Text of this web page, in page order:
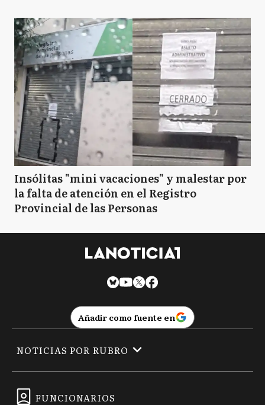
Insólitas "mini vacaciones" y malestar por
la falta de atención en el Registro
Provincial de las Personas
Añadir como fuente en
FUNCIONARIOS
NOTICIAS POR RUBRO